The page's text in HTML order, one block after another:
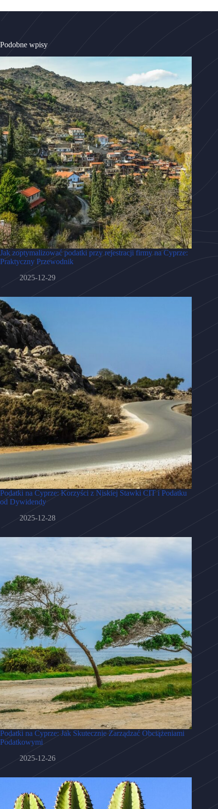
Podobne wpisy
Jak zoptymalizować podatki przy rejestracji firmy na Cyprze:
Praktyczny Przewodnik
2025-12-29
Podatki na Cyprze: Korzyści z Niskiej Stawki CIT i Podatku
od Dywidendy
2025-12-28
Podatki na Cyprze: Jak Skutecznie Zarządzać Obciążeniami
Podatkowymi
2025-12-26